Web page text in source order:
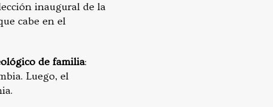
inaugural de la
cabe en el
de familia:
Luego, el